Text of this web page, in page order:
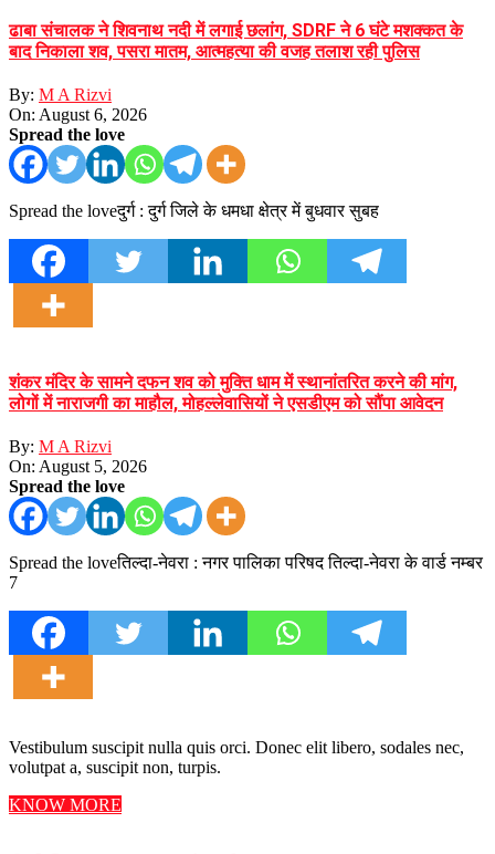
ढाबा संचालक ने शिवनाथ नदी में लगाई छलांग, SDRF ने 6 घंटे मशक्कत के
बाद निकाला शव, पसरा मातम, आत्महत्या की वजह तलाश रही पुलिस
By: M A Rizvi
On: August 6, 2026
Spread the love
Spread the loveदुर्ग : दुर्ग जिले के धमधा क्षेत्र में बुधवार सुबह
शंकर मंदिर के सामने दफन शव को मुक्ति धाम में स्थानांतरित करने की मांग,
लोगों में नाराजगी का माहौल, मोहल्लेवासियों ने एसडीएम को सौंपा आवेदन
By: M A Rizvi
On: August 5, 2026
Spread the love
Spread the loveतिल्दा-नेवरा : नगर पालिका परिषद तिल्दा-नेवरा के वार्ड नम्बर
7
Vestibulum suscipit nulla quis orci. Donec elit libero, sodales nec,
volutpat a, suscipit non, turpis.
KNOW MORE